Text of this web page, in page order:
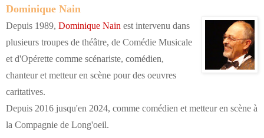
Dominique Nain
Depuis 1989, Dominique Nain est intervenu dans
plusieurs troupes de théâtre, de Comédie Musicale
et d'Opérette comme scénariste, comédien,
chanteur et metteur en scène pour des oeuvres
caritatives.
Depuis 2016 jusqu'en 2024, comme comédien et metteur en scène à
la Compagnie de Long'oeil.